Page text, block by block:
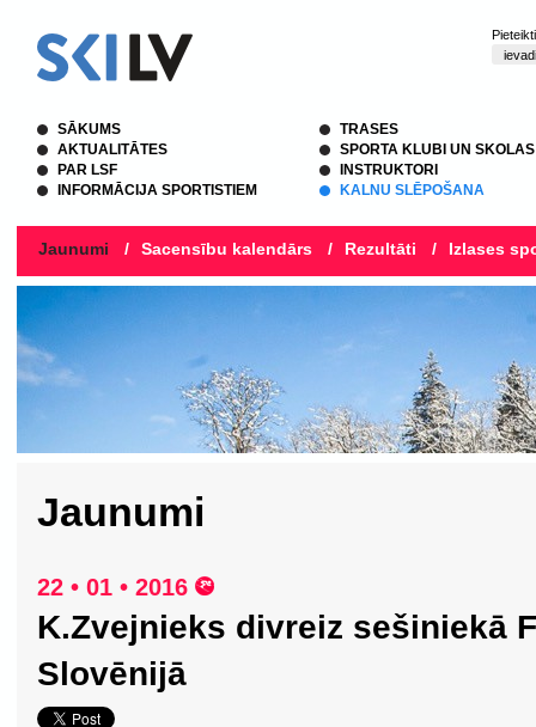
SĀKUMS
AKTUALITĀTES
PAR LSF
INFORMĀCIJA SPORTISTIEM
TRASES
SPORTA KLUBI UN SKOLAS
INSTRUKTORI
KALNU SLĒPOŠANA
Jaunumi / Sacensību kalendārs / Rezultāti / Izlases
Jaunumi
22 • 01 • 2016
K.Zvejnieks divreiz sešiniekā
Slovēnijā